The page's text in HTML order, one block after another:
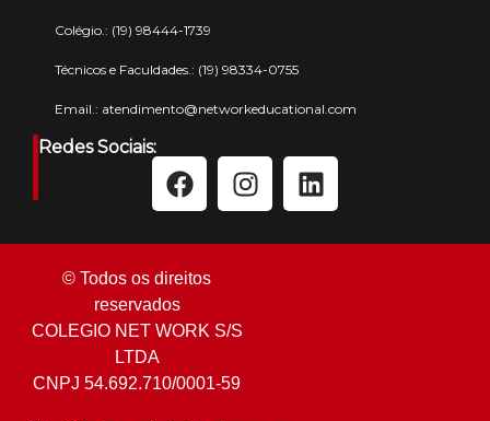
Colégio.: (19) 98444-1739
Técnicos e Faculdades.: (19) 98334-0755
Email.: atendimento@networkeducational.com
Redes Sociais:
© Todos os direitos
reservados
COLEGIO NET WORK S/S
LTDA
CNPJ 54.692.710/0001-59